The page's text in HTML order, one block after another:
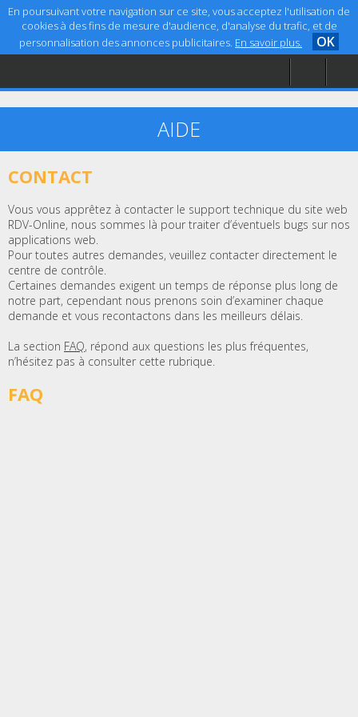
En poursuivant votre navigation sur ce site, vous acceptez l'utilisation de
cookies à des fins de mesure d'audience, d'analyse du trafic, et de
personnalisation des annonces publicitaires. En savoir plus. OK
Accueil
Aide
AIDE
CONTACT
Vous vous apprêtez à contacter le support technique du site web
RDV-Online, nous sommes là pour traiter d’éventuels bugs sur nos
applications web.
Pour toutes autres demandes, veuillez contacter directement le
centre de contrôle.
Certaines demandes exigent un temps de réponse plus long de
notre part, cependant nous prenons soin d’examiner chaque
demande et vous recontactons dans les meilleurs délais.
La section FAQ, répond aux questions les plus fréquentes,
n’hésitez pas à consulter cette rubrique.
FAQ